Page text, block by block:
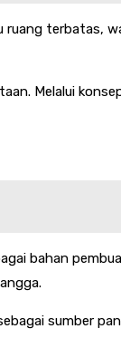
ruang terbatas,
Melalui
bahan
sumber